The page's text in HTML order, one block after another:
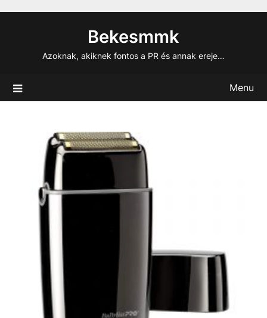
Bekesmmk
Azoknak, akiknek fontos a PR és annak ereje…
Menu